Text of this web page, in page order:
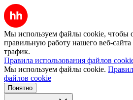
Мы используем файлы cookie, чтобы
правильную работу нашего веб-сайта
трафик.
Правила использования файлов
Мы используем файлы cookie.
файлов cookie
Понятно